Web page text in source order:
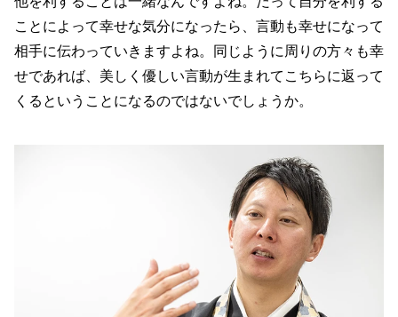
ことによって幸せな気分になったら、言動も幸せになって
相手に伝わっていきますよね。同じように周りの方々も幸
せであれば、美しく優しい言動が生まれてこちらに返って
くるということになるのではないでしょうか。